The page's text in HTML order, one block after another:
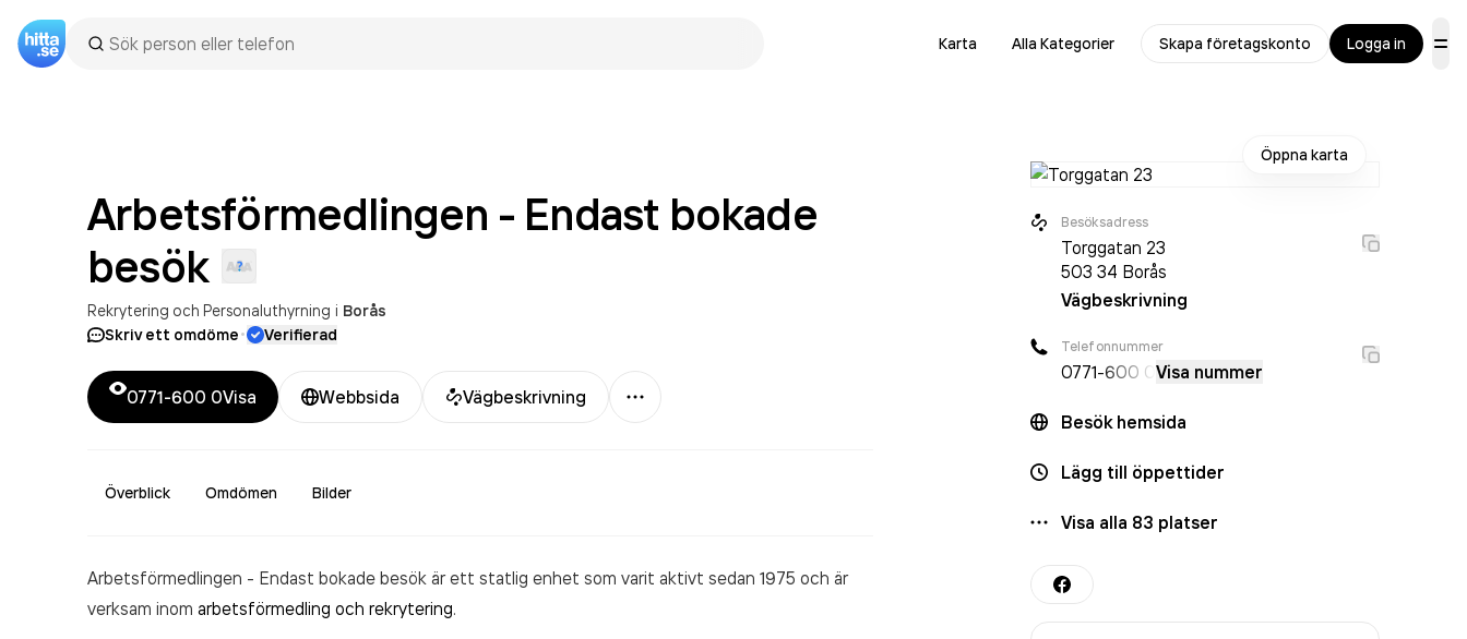
Karta Alla Kategorier Skapa företagskonto Logga in
Arbetsförmedlingen - Endast bokade
besök
Rekrytering och Personaluthyrning i Borås
Skriv ett omdöme· Verifierad
0771-600 0Visa Webbsida Vägbeskrivning
Mer
Överblick Omdömen Bilder
Arbetsförmedlingen - Endast bokade besök är ett statlig enhet som varit aktivt sedan 1975 och är
verksam inom arbetsförmedling och rekrytering.
Öppna karta
Besöksadress
Torggatan 23
503 34 Borås
Vägbeskrivning
Telefonnummer
0771-600 0 Visa nummer
Besök hemsida
Lägg till öppettider
Visa alla 83 platser